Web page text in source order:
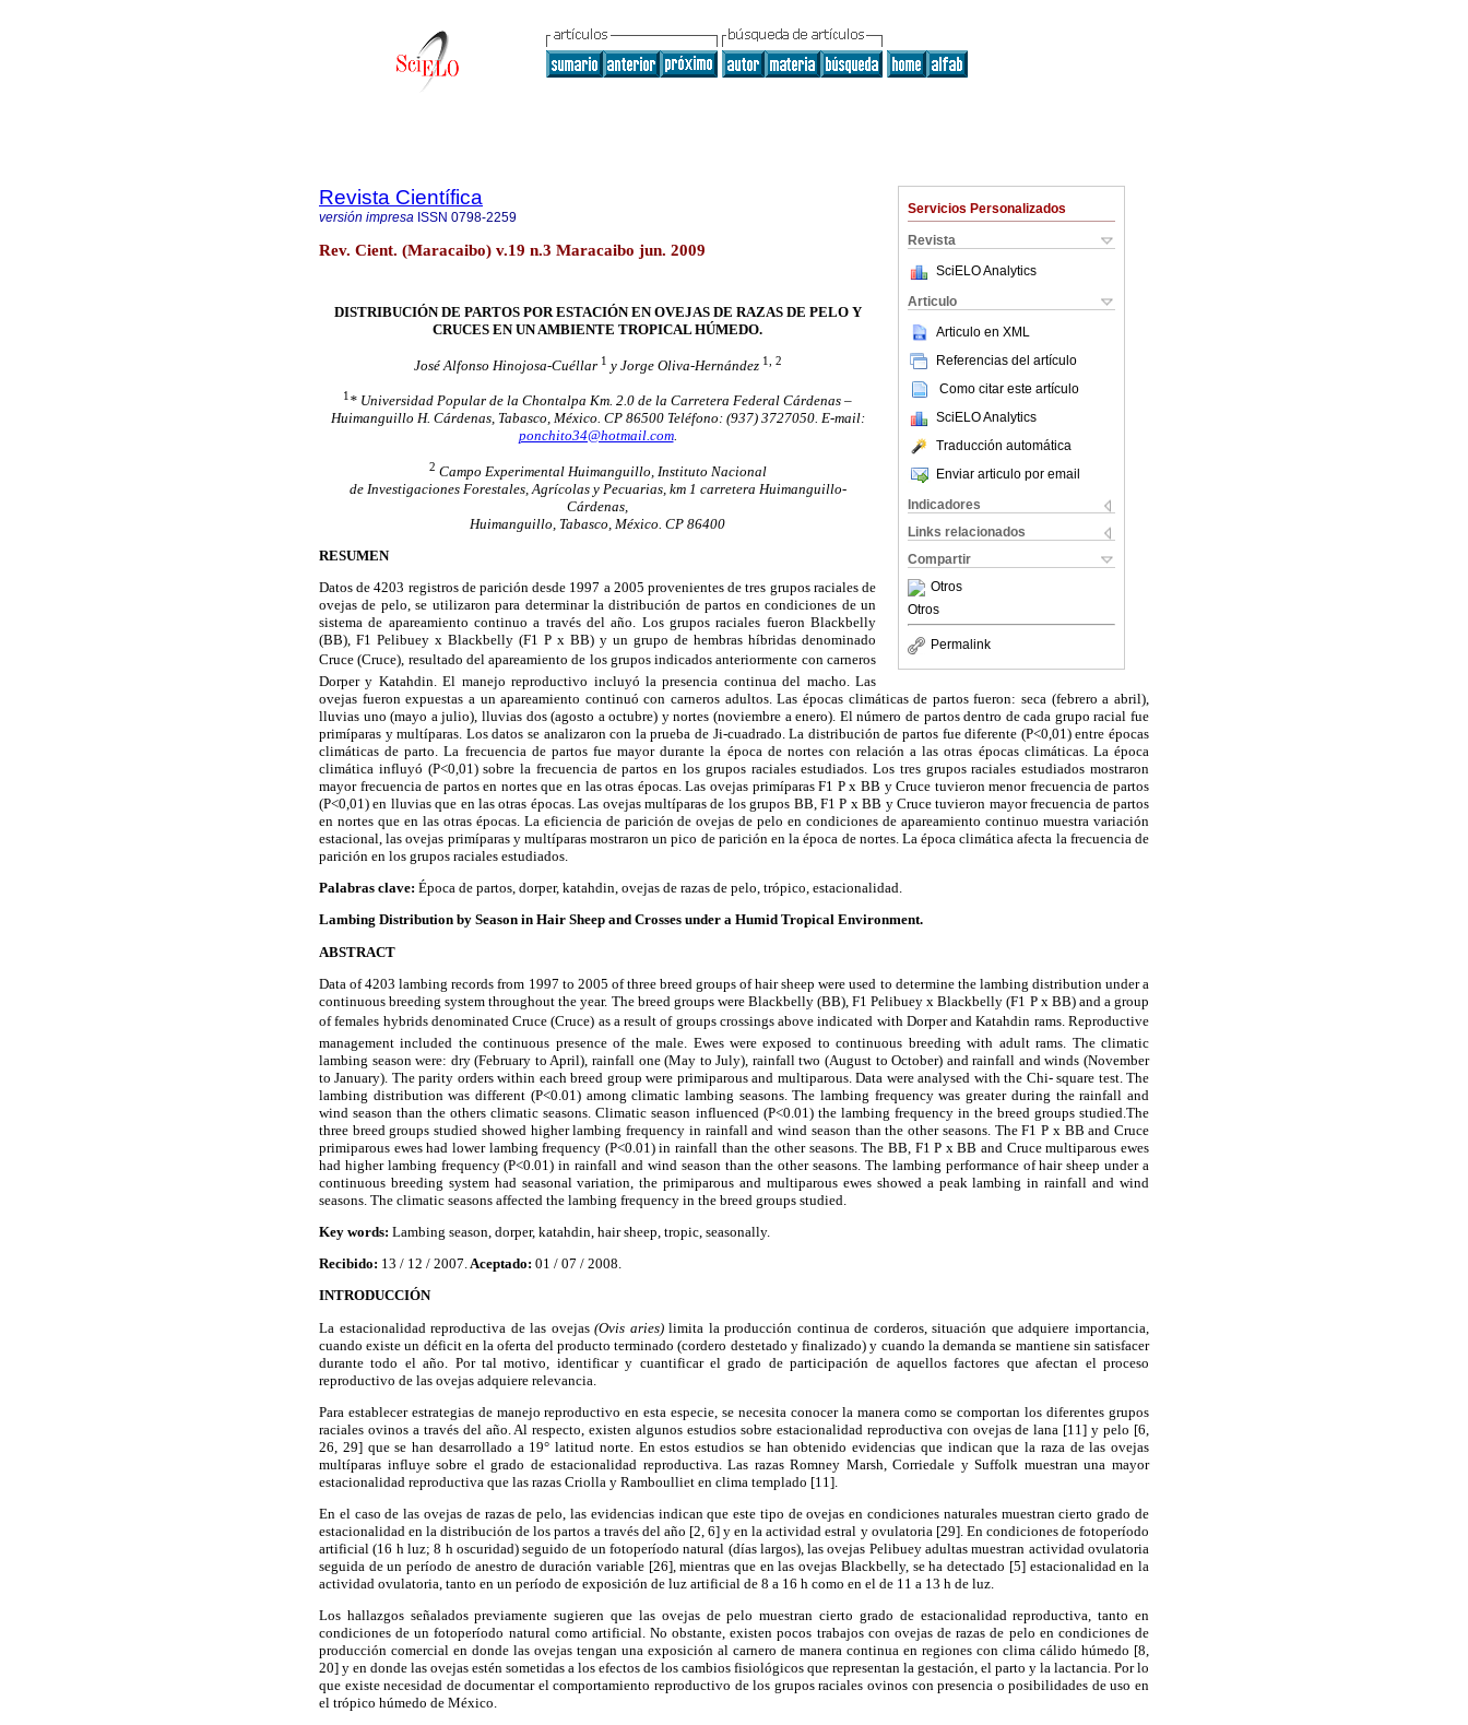
Servicios Personalizados
Revista
SciELO Analytics
Articulo
Articulo en XML
Referencias del artículo
Como citar este artículo
SciELO Analytics
Traducción automática
Enviar articulo por email
Indicadores
Links relacionados
Compartir
Otros
Otros
Permalink
Revista Científica
versión impresa ISSN 0798-2259
Rev. Cient. (Maracaibo) v.19 n.3 Maracaibo jun. 2009
DISTRIBUCIÓN DE PARTOS POR ESTACIÓN EN OVEJAS DE RAZAS DE PELO Y
CRUCES EN UN AMBIENTE TROPICAL HÚMEDO.
José Alfonso Hinojosa-Cuéllar 1 y Jorge Oliva-Hernández 1, 2
1 * Universidad Popular de la Chontalpa Km. 2.0 de la Carretera Federal Cárdenas –
Huimanguillo H. Cárdenas, Tabasco, México. CP 86500 Teléfono: (937) 3727050. E-mail:
ponchito34@hotmail.com.
2 Campo Experimental Huimanguillo, Instituto Nacional
de Investigaciones Forestales, Agrícolas y Pecuarias, km 1 carretera Huimanguillo-
Cárdenas,
Huimanguillo, Tabasco, México. CP 86400
RESUMEN
Datos de 4203 registros de parición desde 1997 a 2005 provenientes de tres grupos raciales de
ovejas de pelo, se utilizaron para determinar la distribución de partos en condiciones de un
sistema de apareamiento continuo a través del año. Los grupos raciales fueron Blackbelly
(BB), F1 Pelibuey x Blackbelly (F1 P x BB) y un grupo de hembras híbridas denominado
Cruce (Cruce), resultado del apareamiento de los grupos indicados anteriormente con carneros
Dorper y Katahdin. El manejo reproductivo incluyó la presencia continua del macho. Las
ovejas fueron expuestas a un apareamiento continuó con carneros adultos. Las épocas climáticas de partos fueron: seca (febrero a abril),
lluvias uno (mayo a julio), lluvias dos (agosto a octubre) y nortes (noviembre a enero). El número de partos dentro de cada grupo racial fue
primíparas y multíparas. Los datos se analizaron con la prueba de Ji-cuadrado. La distribución de partos fue diferente (P<0,01) entre épocas
climáticas de parto. La frecuencia de partos fue mayor durante la época de nortes con relación a las otras épocas climáticas. La época
climática influyó (P<0,01) sobre la frecuencia de partos en los grupos raciales estudiados. Los tres grupos raciales estudiados mostraron
mayor frecuencia de partos en nortes que en las otras épocas. Las ovejas primíparas F1 P x BB y Cruce tuvieron menor frecuencia de partos
(P<0,01) en lluvias que en las otras épocas. Las ovejas multíparas de los grupos BB, F1 P x BB y Cruce tuvieron mayor frecuencia de partos
en nortes que en las otras épocas. La eficiencia de parición de ovejas de pelo en condiciones de apareamiento continuo muestra variación
estacional, las ovejas primíparas y multíparas mostraron un pico de parición en la época de nortes. La época climática afecta la frecuencia de
parición en los grupos raciales estudiados.
Palabras clave: Época de partos, dorper, katahdin, ovejas de razas de pelo, trópico, estacionalidad.
Lambing Distribution by Season in Hair Sheep and Crosses under a Humid Tropical Environment.
ABSTRACT
Data of 4203 lambing records from 1997 to 2005 of three breed groups of hair sheep were used to determine the lambing distribution under a
continuous breeding system throughout the year. The breed groups were Blackbelly (BB), F1 Pelibuey x Blackbelly (F1 P x BB) and a group
of females hybrids denominated Cruce (Cruce) as a result of groups crossings above indicated with Dorper and Katahdin rams. Reproductive
management included the continuous presence of the male. Ewes were exposed to continuous breeding with adult rams. The climatic
lambing season were: dry (February to April), rainfall one (May to July), rainfall two (August to October) and rainfall and winds (November
to January). The parity orders within each breed group were primiparous and multiparous. Data were analysed with the Chi- square test. The
lambing distribution was different (P<0.01) among climatic lambing seasons. The lambing frequency was greater during the rainfall and
wind season than the others climatic seasons. Climatic season influenced (P<0.01) the lambing frequency in the breed groups studied.The
three breed groups studied showed higher lambing frequency in rainfall and wind season than the other seasons. The F1 P x BB and Cruce
primiparous ewes had lower lambing frequency (P<0.01) in rainfall than the other seasons. The BB, F1 P x BB and Cruce multiparous ewes
had higher lambing frequency (P<0.01) in rainfall and wind season than the other seasons. The lambing performance of hair sheep under a
continuous breeding system had seasonal variation, the primiparous and multiparous ewes showed a peak lambing in rainfall and wind
seasons. The climatic seasons affected the lambing frequency in the breed groups studied.
Key words: Lambing season, dorper, katahdin, hair sheep, tropic, seasonally.
Recibido: 13 / 12 / 2007.Aceptado: 01 / 07 / 2008.
INTRODUCCIÓN
La estacionalidad reproductiva de las ovejas(Ovis aries)limita la producción continua de corderos, situación que adquiere importancia,
cuando existe un déficit en la oferta del producto terminado (cordero destetado y finalizado) y cuando la demanda se mantiene sin satisfacer
durante todo el año. Por tal motivo, identificar y cuantificar el grado de participación de aquellos factores que afectan el proceso
reproductivo de las ovejas adquiere relevancia.
Para establecer estrategias de manejo reproductivo en esta especie, se necesita conocer la manera como se comportan los diferentes grupos
raciales ovinos a través del año. Al respecto, existen algunos estudios sobre estacionalidad reproductiva con ovejas de lana [11] y pelo [6,
26, 29] que se han desarrollado a 19° latitud norte. En estos estudios se han obtenido evidencias que indican que la raza de las ovejas
multíparas influye sobre el grado de estacionalidad reproductiva. Las razas Romney Marsh, Corriedale y Suffolk muestran una mayor
estacionalidad reproductiva que las razas Criolla y Ramboulliet en clima templado [11].
En el caso de las ovejas de razas de pelo, las evidencias indican que este tipo de ovejas en condiciones naturales muestran cierto grado de
estacionalidad en la distribución de los partos a través del año [2, 6] y en la actividad estral y ovulatoria [29]. En condiciones de fotoperíodo
artificial (16 h luz; 8 h oscuridad) seguido de un fotoperíodo natural (días largos), las ovejas Pelibuey adultas muestran actividad ovulatoria
seguida de un período de anestro de duración variable [26], mientras que en las ovejas Blackbelly, se ha detectado [5] estacionalidad en la
actividad ovulatoria, tanto en un período de exposición de luz artificial de 8 a 16 h como en el de 11 a 13 h de luz.
Los hallazgos señalados previamente sugieren que las ovejas de pelo muestran cierto grado de estacionalidad reproductiva, tanto en
condiciones de un fotoperíodo natural como artificial. No obstante, existen pocos trabajos con ovejas de razas de pelo en condiciones de
producción comercial en donde las ovejas tengan una exposición al carnero de manera continua en regiones con clima cálido húmedo [8,
20] y en donde las ovejas estén sometidas a los efectos de los cambios fisiológicos que representan la gestación, el parto y la lactancia. Por lo
que existe necesidad de documentar el comportamiento reproductivo de los grupos raciales ovinos con presencia o posibilidades de uso en
el trópico húmedo de México.